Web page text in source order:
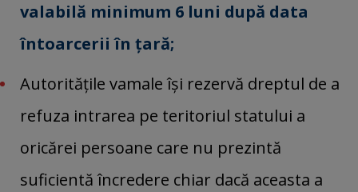
valabilă minimum 6 luni după data
întoarcerii în ţară;
Autorităţile vamale îşi rezervă dreptul de a
refuza intrarea pe teritoriul statului a
oricărei persoane care nu prezintă
suficientă încredere chiar dacă aceasta a